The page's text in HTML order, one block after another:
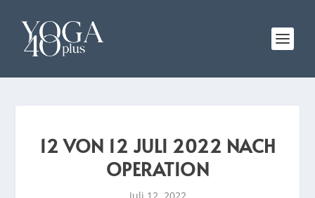
12 VON 12 JULI 2022 NACH
OPERATION